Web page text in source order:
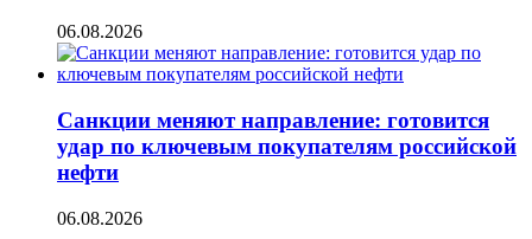
06.08.2026
Санкции меняют направление: готовится
удар по ключевым покупателям российской
нефти
06.08.2026